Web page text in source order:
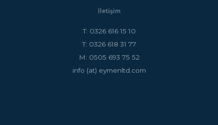
İletişim
T: 0326 616 15 10
T: 0326 618 31 77
M: 0505 693 75 52
info (at) eymenltd.com